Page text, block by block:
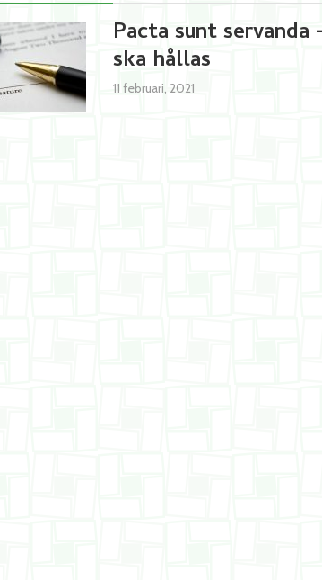
Pacta sunt servanda
ska hållas
11 februari, 2021